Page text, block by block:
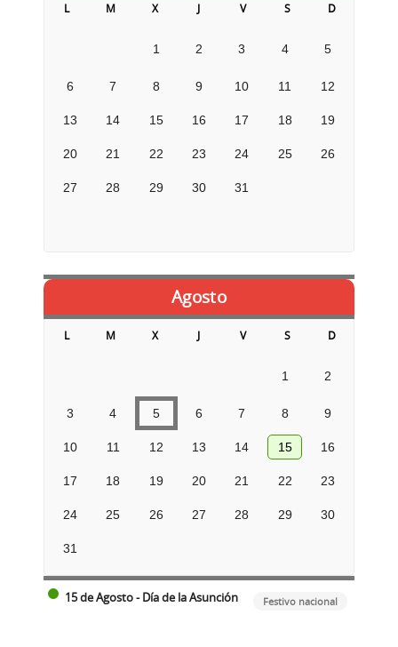
L M X J V S D
1 2 3 4 5
6 7 8 9 10 11 12
13 14 15 16 17 18 19
20 21 22 23 24 25 26
27 28 29 30 31
Agosto
L M X J V S D
1 2
3 4 5 6 7 8 9
10 11 12 13 14 15 16
17 18 19 20 21 22 23
24 25 26 27 28 29 30
31
15 de Agosto - Día de la Asunción Festivo nacional